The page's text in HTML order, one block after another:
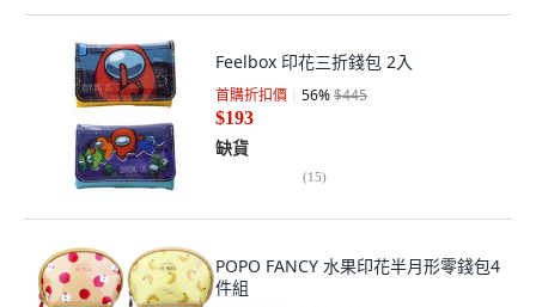
Feelbox 印花三折錢包 2入
首購折扣價 56%$445
$193
缺貨
(15)
POPO FANCY 水果印花半月形零錢包4
件組